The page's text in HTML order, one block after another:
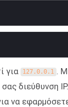
για 127.0.0.1
.
διεύθυνση
να